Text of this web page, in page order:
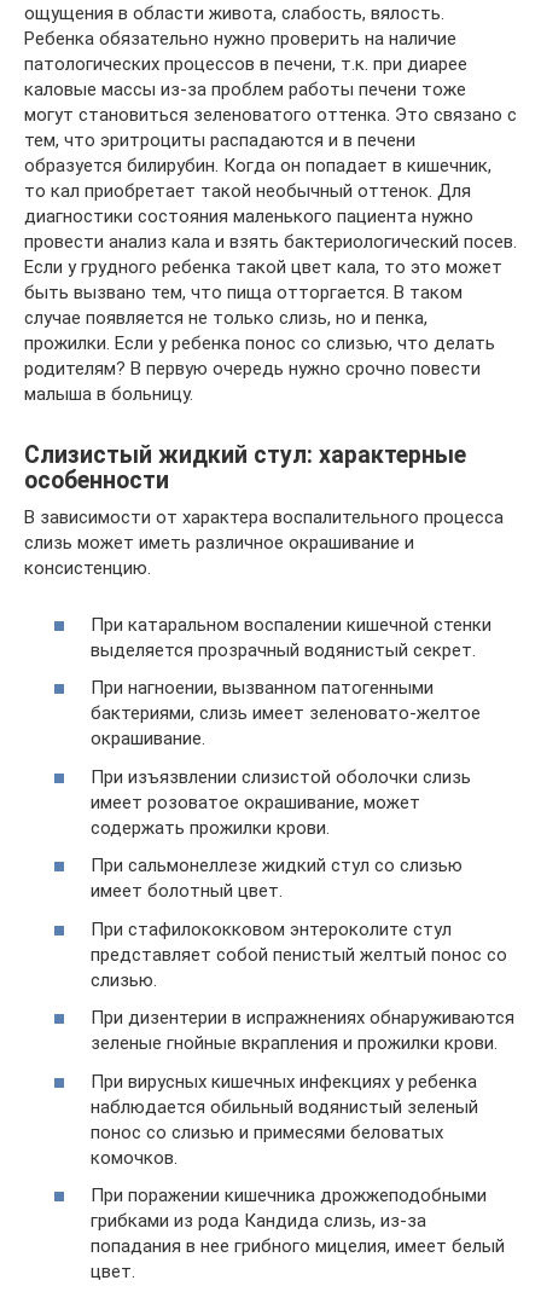
ощущения в области живота, слабость, вялость.
Ребенка обязательно нужно проверить на наличие
патологических процессов в печени, т.к. при диарее
каловые массы из-за проблем работы печени тоже
могут становиться зеленоватого оттенка. Это связано с
тем, что эритроциты распадаются и в печени
образуется билирубин. Когда он попадает в кишечник,
то кал приобретает такой необычный оттенок. Для
диагностики состояния маленького пациента нужно
провести анализ кала и взять бактериологический посев.
Если у грудного ребенка такой цвет кала, то это может
быть вызвано тем, что пища отторгается. В таком
случае появляется не только слизь, но и пенка,
прожилки. Если у ребенка понос со слизью, что делать
родителям? В первую очередь нужно срочно повести
малыша в больницу.
Слизистый жидкий стул: характерные
особенности
В зависимости от характера воспалительного процесса
слизь может иметь различное окрашивание и
консистенцию.
При катаральном воспалении кишечной стенки
выделяется прозрачный водянистый секрет.
При нагноении, вызванном патогенными
бактериями, слизь имеет зеленовато-желтое
окрашивание.
При изъязвлении слизистой оболочки слизь
имеет розоватое окрашивание, может
содержать прожилки крови.
При сальмонеллезе жидкий стул со слизью
имеет болотный цвет.
При стафилококковом энтероколите стул
представляет собой пенистый желтый понос со
слизью.
При дизентерии в испражнениях обнаруживаются
зеленые гнойные вкрапления и прожилки крови.
При вирусных кишечных инфекциях у ребенка
наблюдается обильный водянистый зеленый
понос со слизью и примесями беловатых
комочков.
При поражении кишечника дрожжеподобными
грибками из рода Кандида слизь, из-за
попадания в нее грибного мицелия, имеет белый
цвет.